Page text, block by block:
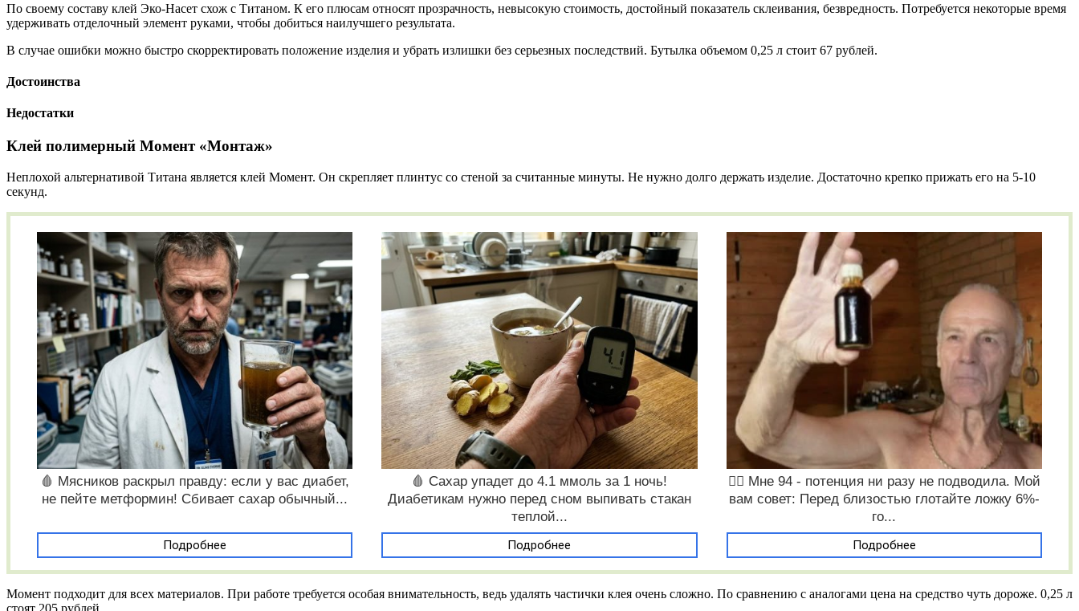
По своему составу клей Эко-Насет схож с Титаном. К его плюсам относят прозрачность, невысокую стоимость, достойный показатель склеивания, безвредность. Потребуется некоторые время
удерживать отделочный элемент руками, чтобы добиться наилучшего результата.
В случае ошибки можно быстро скорректировать положение изделия и убрать излишки без серьезных последствий. Бутылка объемом 0,25 л стоит 67 рублей.
Достоинства
Недостатки
Клей полимерный Момент «Монтаж»
Неплохой альтернативой Титана является клей Момент. Он скрепляет плинтус со стеной за считанные минуты. Не нужно долго держать изделие. Достаточно крепко прижать его на 5-10
секунд.
🩸 Мясников раскрыл правду: если у вас диабет,
не пейте метформин! Сбивает сахар обычный...
Подробнее
🩸 Сахар упадет до 4.1 ммоль за 1 ночь!
Диабетикам нужно перед сном выпивать стакан
теплой...
Подробнее
❤️‍🔥 Мне 94 - потенция ни разу не подводила. Мой
вам совет: Перед близостью глотайте ложку 6%-
го...
Подробнее
Момент подходит для всех материалов. При работе требуется особая внимательность, ведь удалять частички клея очень сложно. По сравнению с аналогами цена на средство чуть дороже. 0,25 л